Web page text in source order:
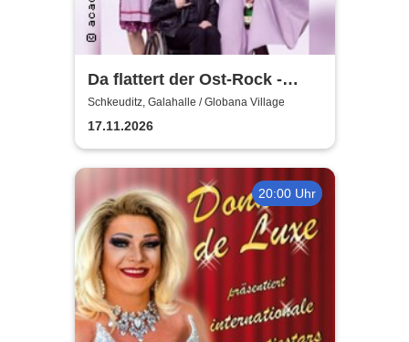
Da flattert der Ost-Rock -
H.Blank, A. Geißler, R.
Köbernick
Schkeuditz, Galahalle / Globana Village
17.11.2026
20:00 Uhr